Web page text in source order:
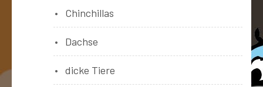
Chinchillas
Dachse
dicke Tiere